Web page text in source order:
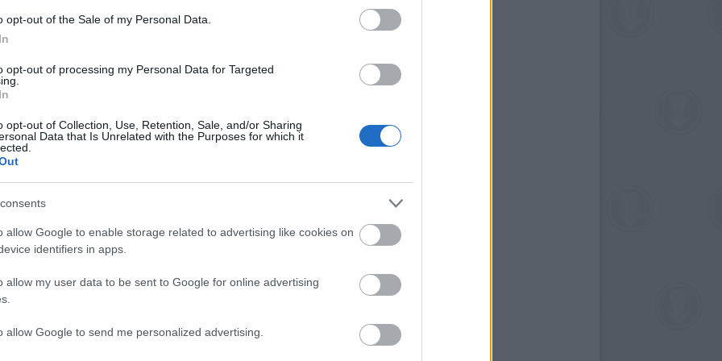
opt-out of the Sale of my Personal Data.
opt-out of processing my Personal Data for Targeted
opt-out of Collection, Use, Retention, Sale, and/or Sharing
Data that Is Unrelated with the Purposes for which it
allow Google to enable storage related to advertising like cookies on
identifiers in apps.
allow my user data to be sent to Google for online advertising
allow Google to send me personalized advertising.
Skanzenben
Kultúrpart
rendezi meg a szentendrei Szabadtéri Néprajzi Múzeum a
Jókai Mór és a múzeumok varázslatos
legnagyobb kulturális eseményét, a Múzeumok Éjszakáját,
JJ megnyerte az Eurovíziós Dalfesztivált,
közreműködött